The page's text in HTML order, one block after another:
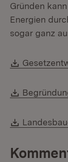
Gründen
Energien
sogar ganz
Download:
Download:
Download: